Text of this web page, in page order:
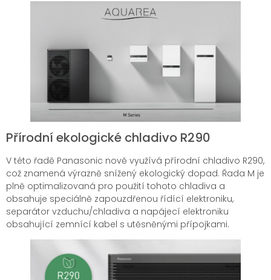
Přírodní ekologické chladivo R290
V této řadě Panasonic nově využívá přírodní chladivo R290,
což znamená výrazně snížený ekologický dopad. Řada M je
plně optimalizovaná pro použití tohoto chladiva a
obsahuje speciálně zapouzdřenou řídící elektroniku,
separátor vzduchu/chladiva a napájecí elektroniku
obsahující zemnící kabel s utěsněnými přípojkami.